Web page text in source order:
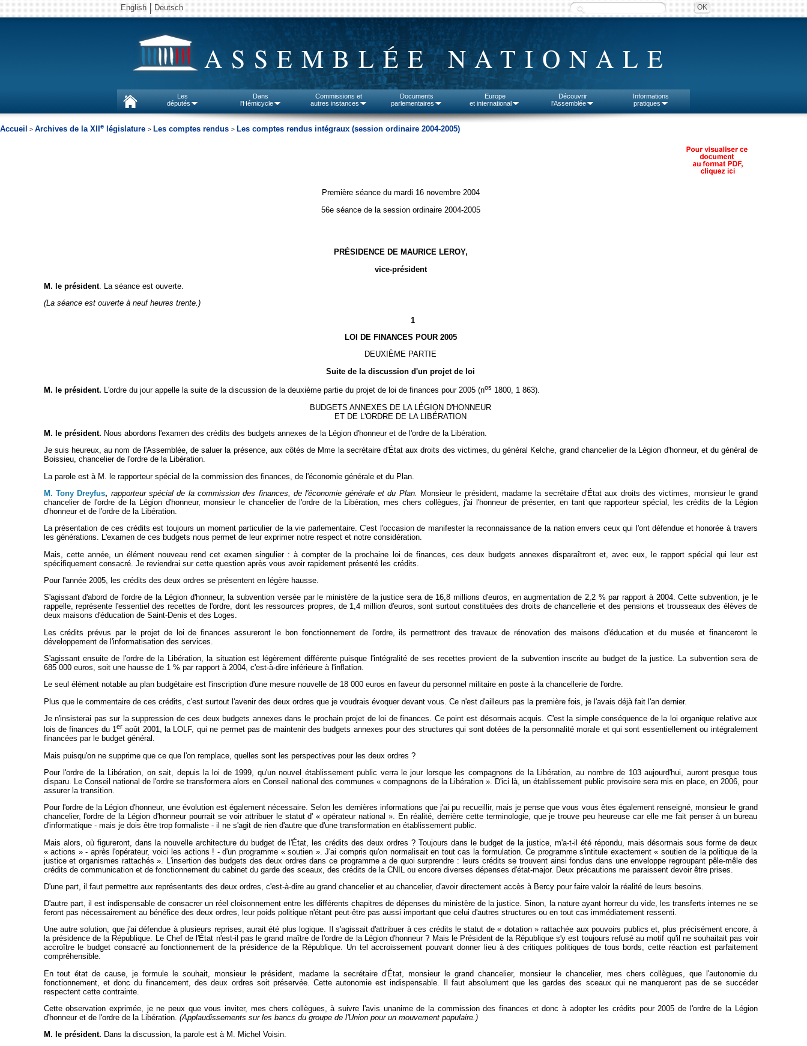
English Deutsch
ASSEMBLÉE NATIONALE
Les
députés
Dans
l'Hémicycle
Commissions et
autres instances
Documents
parlementaires
Europe
et international
Découvrir
l'Assemblée
Informations
pratiques
Accueil > Archives de la XII e législature > Les comptes rendus > Les comptes rendus intégraux (session ordinaire 2004-2005)
Première séance du mardi 16 novembre 2004
56e séance de la session ordinaire 2004-2005
PRÉSIDENCE DE MAURICE LEROY,
vice-président
M. le président. La séance est ouverte.
(La séance est ouverte à neuf heures trente.)
1
LOI DE FINANCES POUR 2005
DEUXIÈME PARTIE
Suite de la discussion d'un projet de loi
M. le président. L'ordre du jour appelle la suite de la discussion de la deuxième partie du projet de loi de finances pour 2005 (nos 1800, 1 863).
BUDGETS ANNEXES DE LA LÉGION D'HONNEUR
ET DE L'ORDRE DE LA LIBÉRATION
M. le président. Nous abordons l'examen des crédits des budgets annexes de la Légion d'honneur et de l'ordre de la Libération.
Je suis heureux, au nom de l'Assemblée, de saluer la présence, aux côtés de Mme la secrétaire d'État aux droits des victimes, du général Kelche, grand chancelier de la Légion d'honneur, et du général de
Boissieu, chancelier de l'ordre de la Libération.
La parole est à M. le rapporteur spécial de la commission des finances, de l'économie générale et du Plan.
M. Tony Dreyfus, rapporteur spécial de la commission des finances, de l'économie générale et du Plan.
Monsieur le président, madame la secrétaire d'État aux droits des victimes, monsieur le grand
chancelier de l'ordre de la Légion d'honneur, monsieur le chancelier de l'ordre de la Libération, mes chers collègues, j'ai l'honneur de présenter, en tant que rapporteur spécial, les crédits de la Légion
d'honneur et de l'ordre de la Libération.
La présentation de ces crédits est toujours un moment particulier de la vie parlementaire. C'est l'occasion de manifester la reconnaissance de la nation envers ceux qui l'ont défendue et honorée à travers
les générations. L'examen de ces budgets nous permet de leur exprimer notre respect et notre considération.
Mais, cette année, un élément nouveau rend cet examen singulier : à compter de la prochaine loi de finances, ces deux budgets annexes disparaîtront et, avec eux, le rapport spécial qui leur est
spécifiquement consacré. Je reviendrai sur cette question après vous avoir rapidement présenté les crédits.
Pour l'année 2005, les crédits des deux ordres se présentent en légère hausse.
S'agissant d'abord de l'ordre de la Légion d'honneur, la subvention versée par le ministère de la justice sera de 16,8 millions d'euros, en augmentation de 2,2 % par rapport à 2004. Cette subvention, je le
rappelle, représente l'essentiel des recettes de l'ordre, dont les ressources propres, de 1,4 million d'euros, sont surtout constituées des droits de chancellerie et des pensions et trousseaux des élèves de
deux maisons d'éducation de Saint-Denis et des Loges.
Les crédits prévus par le projet de loi de finances assureront le bon fonctionnement de l'ordre, ils permettront des travaux de rénovation des maisons d'éducation et du musée et financeront le
développement de l'informatisation des services.
S'agissant ensuite de l'ordre de la Libération, la situation est légèrement différente puisque l'intégralité de ses recettes provient de la subvention inscrite au budget de la justice. La subvention sera de
685 000 euros, soit une hausse de 1 % par rapport à 2004, c'est-à-dire inférieure à l'inflation.
Le seul élément notable au plan budgétaire est l'inscription d'une mesure nouvelle de 18 000 euros en faveur du personnel militaire en poste à la chancellerie de l'ordre.
Plus que le commentaire de ces crédits, c'est surtout l'avenir des deux ordres que je voudrais évoquer devant vous. Ce n'est d'ailleurs pas la première fois, je l'avais déjà fait l'an dernier.
Je n'insisterai pas sur la suppression de ces deux budgets annexes dans le prochain projet de loi de finances. Ce point est désormais acquis. C'est la simple conséquence de la loi organique relative aux
lois de finances du 1er août 2001, la LOLF, qui ne permet pas de maintenir des budgets annexes pour des structures qui sont dotées de la personnalité morale et qui sont essentiellement ou intégralement
financées par le budget général.
Mais puisqu'on ne supprime que ce que l'on remplace, quelles sont les perspectives pour les deux ordres ?
Pour l'ordre de la Libération, on sait, depuis la loi de 1999, qu'un nouvel établissement public verra le jour lorsque les compagnons de la Libération, au nombre de 103 aujourd'hui, auront presque tous
disparu. Le Conseil national de l'ordre se transformera alors en Conseil national des communes « compagnons de la Libération ». D'ici là, un établissement public provisoire sera mis en place, en 2006, pour
assurer la transition.
Pour l'ordre de la Légion d'honneur, une évolution est également nécessaire. Selon les dernières informations que j'ai pu recueillir, mais je pense que vous vous êtes également renseigné, monsieur le grand
chancelier, l'ordre de la Légion d'honneur pourrait se voir attribuer le statut d' « opérateur national ». En réalité, derrière cette terminologie, que je trouve peu heureuse car elle me fait penser à un bureau
d'informatique - mais je dois être trop formaliste - il ne s'agit de rien d'autre que d'une transformation en établissement public.
Mais alors, où figureront, dans la nouvelle architecture du budget de l'État, les crédits des deux ordres ? Toujours dans le budget de la justice, m'a-t-il été répondu, mais désormais sous forme de deux
« actions » - après l'opérateur, voici les actions ! - d'un programme « soutien ». J'ai compris qu'on normalisait en tout cas la formulation. Ce programme s'intitule exactement « soutien de la politique de la
justice et organismes rattachés ». L'insertion des budgets des deux ordres dans ce programme a de quoi surprendre : leurs crédits se trouvent ainsi fondus dans une enveloppe regroupant pêle-mêle des
crédits de communication et de fonctionnement du cabinet du garde des sceaux, des crédits de la CNIL ou encore diverses dépenses d'état-major. Deux précautions me paraissent devoir être prises.
D'une part, il faut permettre aux représentants des deux ordres, c'est-à-dire au grand chancelier et au chancelier, d'avoir directement accès à Bercy pour faire valoir la réalité de leurs besoins.
D'autre part, il est indispensable de consacrer un réel cloisonnement entre les différents chapitres de dépenses du ministère de la justice. Sinon, la nature ayant horreur du vide, les transferts internes ne se
feront pas nécessairement au bénéfice des deux ordres, leur poids politique n'étant peut-être pas aussi important que celui d'autres structures ou en tout cas immédiatement ressenti.
Une autre solution, que j'ai défendue à plusieurs reprises, aurait été plus logique. Il s'agissait d'attribuer à ces crédits le statut de « dotation » rattachée aux pouvoirs publics et, plus précisément encore, à
la présidence de la République. Le Chef de l'État n'est-il pas le grand maître de l'ordre de la Légion d'honneur ? Mais le Président de la République s'y est toujours refusé au motif qu'il ne souhaitait pas voir
accroître le budget consacré au fonctionnement de la présidence de la République. Un tel accroissement pouvant donner lieu à des critiques politiques de tous bords, cette réaction est parfaitement
compréhensible.
En tout état de cause, je formule le souhait, monsieur le président, madame la secrétaire d'État, monsieur le grand chancelier, monsieur le chancelier, mes chers collègues, que l'autonomie du
fonctionnement, et donc du financement, des deux ordres soit préservée. Cette autonomie est indispensable. Il faut absolument que les gardes des sceaux qui ne manqueront pas de se succéder
respectent cette contrainte.
Cette observation exprimée, je ne peux que vous inviter, mes chers collègues, à suivre l'avis unanime de la commission des finances et donc à adopter les crédits pour 2005 de l'ordre de la Légion
d'honneur et de l'ordre de la Libération. (Applaudissements sur les bancs du groupe de l'Union pour un mouvement populaire.)
M. le président. Dans la discussion, la parole est à M. Michel Voisin.